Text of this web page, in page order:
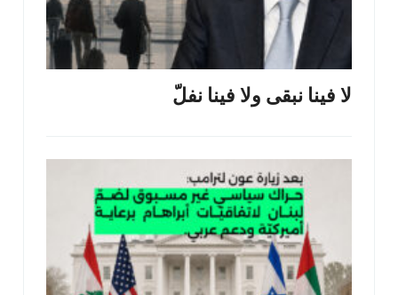
لا فينا نبقى ولا فينا نفلّ